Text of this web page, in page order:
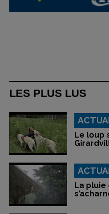
LES PLUS LUS
Le loup
La